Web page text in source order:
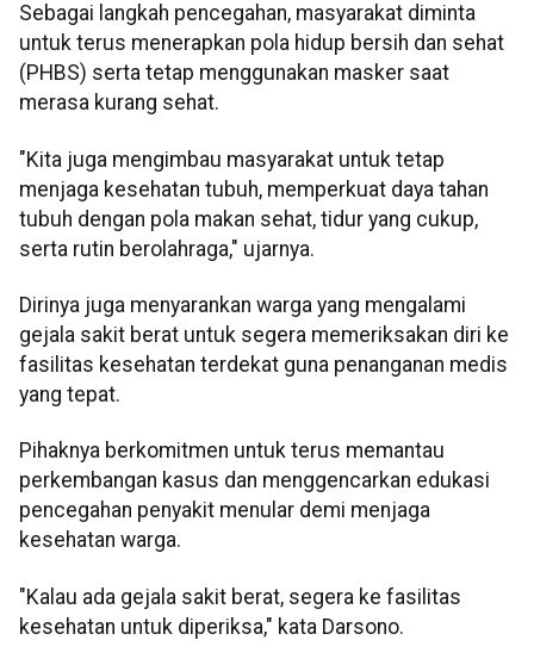
Sebagai langkah pencegahan, masyarakat diminta
untuk terus menerapkan pola hidup bersih dan sehat
(PHBS) serta tetap menggunakan masker saat
merasa kurang sehat.
"Kita juga mengimbau masyarakat untuk tetap
menjaga kesehatan tubuh, memperkuat daya tahan
tubuh dengan pola makan sehat, tidur yang cukup,
serta rutin berolahraga," ujarnya.
Dirinya juga menyarankan warga yang mengalami
gejala sakit berat untuk segera memeriksakan diri ke
fasilitas kesehatan terdekat guna penanganan medis
yang tepat.
Pihaknya berkomitmen untuk terus memantau
perkembangan kasus dan menggencarkan edukasi
pencegahan penyakit menular demi menjaga
kesehatan warga.
"Kalau ada gejala sakit berat, segera ke fasilitas
kesehatan untuk diperiksa," kata Darsono.